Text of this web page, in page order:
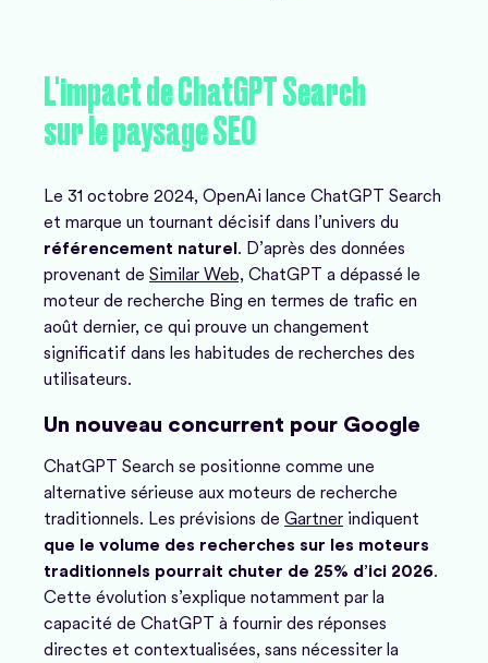
L'impactdeChatGPTSearch
sur lepaysageSEO
Le 31 octobre 2024, OpenAi lance ChatGPT Search
et marque un tournant décisif dans l’univers du
référencement naturel. D’après des données
provenant de Similar Web, ChatGPT a dépassé le
moteur de recherche Bing en termes de trafic en
août dernier, ce qui prouve un changement
significatif dans les habitudes de recherches des
utilisateurs.
Un nouveau concurrent pour Google
ChatGPT Search se positionne comme une
alternative sérieuse aux moteurs de recherche
traditionnels. Les prévisions de Gartner indiquent
que le volume des recherches sur les moteurs
traditionnels pourrait chuter de 25% d’ici 2026.
Cette évolution s’explique notamment par la
capacité de ChatGPT à fournir des réponses
directes et contextualisées, sans nécessiter la